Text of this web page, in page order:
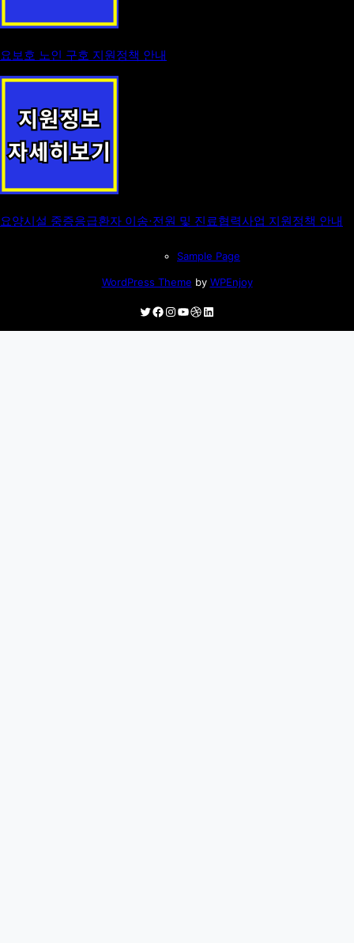
요보호 노인 구호 지원정책 안내
요양시설 중증응급환자 이송·전원 및 진료협력사업 지원정책 안내
Sample Page
WordPress Theme by WPEnjoy
Twitter
Facebook
Instagram
YouTube
Dribbble
LinkedIn